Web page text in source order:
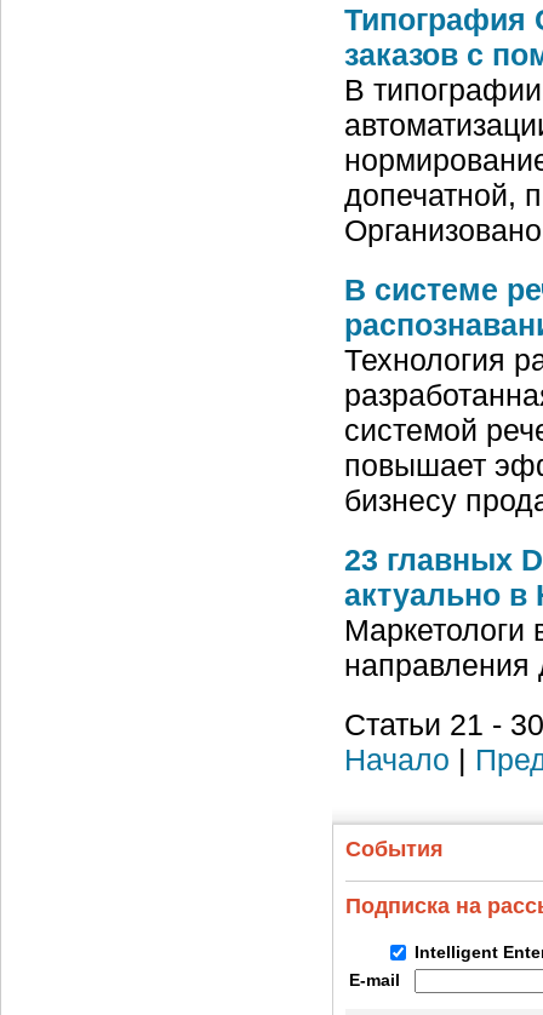
Типография
заказов с
В
допечатной,
В системе
Технология
системой
повышает
бизнесу
23 главных
актуально в
Маркетологи
направления
Статьи 21 -
Начало |
События
Подписка на
Intelligent
E-mail